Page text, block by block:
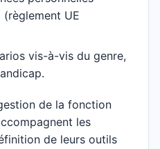
(règlement UE
vis-à-vis du genre,
de la fonction
les
de leurs outils